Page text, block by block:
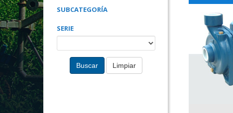
SUBCATEGORÍA
SERIE
Buscar Limpiar